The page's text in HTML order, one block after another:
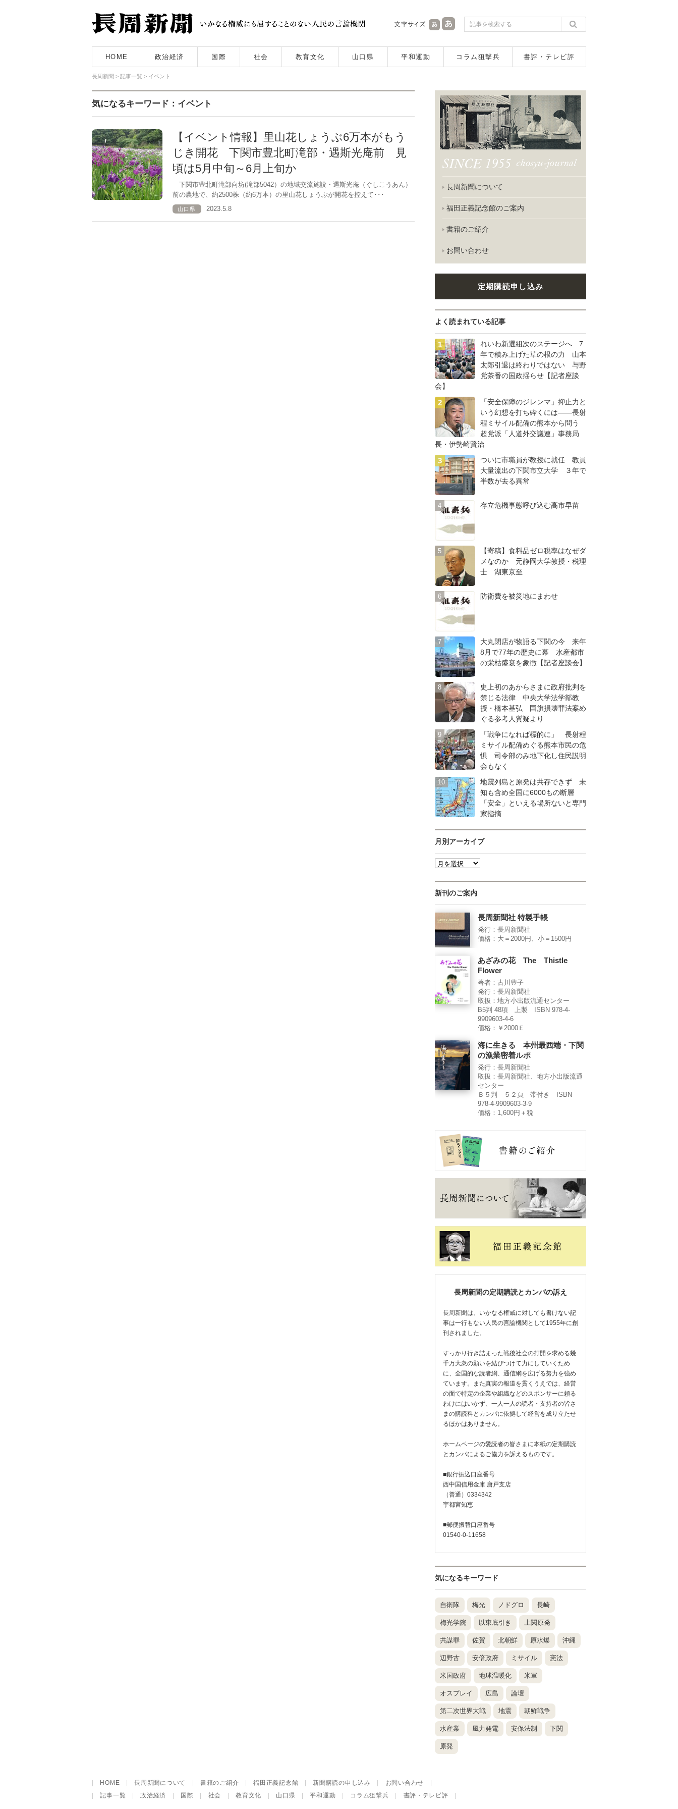
HOME 政治経済 国際 社会 教育文化 山口県 平和運動 コラム狙撃兵 書評・テレビ評
長周新聞 > 記事一覧 > イベント
気になるキーワード：イベント
【イベント情報】里山花しょうぶ6万本がもう
じき開花 下関市豊北町滝部・遇斯光庵前 見
頃は5月中旬～6月上旬か
下関市豊北町滝部向坊(滝部5042）の地域交流施設・遇斯光庵（ぐしこうあん）
前の農地で、約2500株（約6万本）の里山花しょうぶが開花を控えて･･･
山口県 2023.5.8
長周新聞について
福田正義記念館のご案内
書籍のご紹介
お問い合わせ
定期購読申し込み
よく読まれている記事
れいわ新選組次のステージへ 7
年で積み上げた草の根の力 山本
太郎引退は終わりではない 与野
党茶番の国政揺らせ【記者座談
会】
「安全保障のジレンマ」抑止力と
いう幻想を打ち砕くには――長射
程ミサイル配備の熊本から問う
超党派「人道外交議連」事務局
長・伊勢崎賢治
ついに市職員が教授に就任 教員
大量流出の下関市立大学 ３年で
半数が去る異常
存立危機事態呼び込む高市早苗
【寄稿】食料品ゼロ税率はなぜダ
メなのか 元静岡大学教授・税理
士 湖東京至
防衛費を被災地にまわせ
大丸閉店が物語る下関の今 来年
8月で77年の歴史に幕 水産都市
の栄枯盛衰を象徴【記者座談会】
史上初のあからさまに政府批判を
禁じる法律 中央大学法学部教
授・橋本基弘 国旗損壊罪法案め
ぐる参考人質疑より
「戦争になれば標的に」 長射程
ミサイル配備めぐる熊本市民の危
惧 司令部のみ地下化し住民説明
会もなく
地震列島と原発は共存できず 未
知も含め全国に6000もの断層
「安全」といえる場所ないと専門
家指摘
月別アーカイブ
新刊のご案内
長周新聞社 特製手帳
発行：長周新聞社
価格：大＝2000円、小＝1500円
あざみの花 The Thistle
Flower
著者：古川豊子
発行：長周新聞社
取扱：地方小出版流通センター
B5判 48項 上製 ISBN 978-4-
9909603-4-6
価格：￥2000Ｅ
海に生きる 本州最西端・下関
の漁業密着ルポ
発行：長周新聞社
取扱：長周新聞社、地方小出版流通
センター
Ｂ５判 ５２頁 帯付き ISBN
978-4-9909603-3-9
価格：1,600円＋税
長周新聞の定期購読とカンパの訴え
長周新聞は、いかなる権威に対しても書けない記
事は一行もない人民の言論機関として1955年に創
刊されました。
すっかり行き詰まった戦後社会の打開を求める幾
千万大衆の願いを結びつけて力にしていくため
に、全国的な読者網、通信網を広げる努力を強め
ています。また真実の報道を貫くうえでは、経営
の面で特定の企業や組織などのスポンサーに頼る
わけにはいかず、一人一人の読者・支持者の皆さ
まの購読料とカンパに依拠して経営を成り立たせ
るほかはありません。
ホームページの愛読者の皆さまに本紙の定期購読
とカンパによるご協力を訴えるものです。
■銀行振込口座番号
西中国信用金庫 唐戸支店
（普通）0334342
宇都宮知恵
■郵便振替口座番号
01540-0-11658
気になるキーワード
自衛隊 梅光 ノドグロ 長崎
梅光学院 以東底引き 上関原発
共謀罪 佐賀 北朝鮮 原水爆 沖縄
辺野古 安倍政府 ミサイル 憲法
米国政府 地球温暖化 米軍
オスプレイ 広島 論壇
第二次世界大戦 地震 朝鮮戦争
水産業 風力発電 安保法制 下関
原発
HOME |長周新聞について |書籍のご紹介 |福田正義記念館 新聞購読の申し込み お問い合わせ
|記事一覧 |政治経済 国際 社会 |教育文化 山口県 |平和運動 コラム狙撃兵 書評・テレビ評